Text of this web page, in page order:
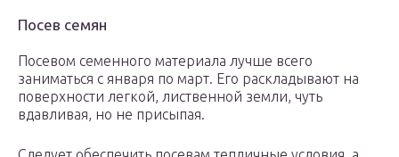
Посев семян
Посевом семенного материала лучше всего
заниматься с января по март. Его раскладывают на
поверхности легкой, лиственной земли, чуть
вдавливая, но не присыпая.